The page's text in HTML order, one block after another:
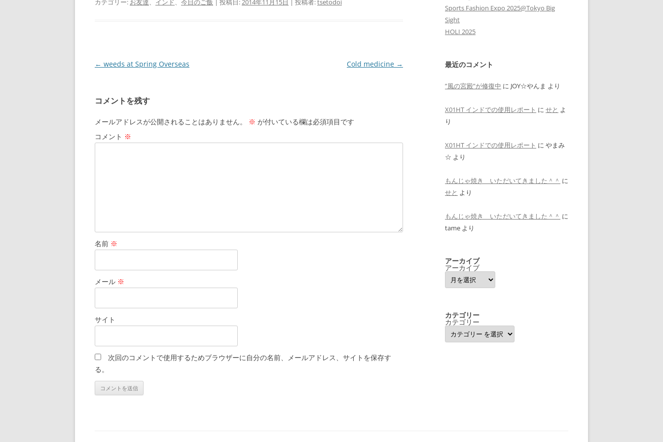
カテゴリー: お友達、 インド、 今日のご飯 | 投稿日:2014年11月15日 | 投稿者:tsetodoi
投
ビ
ゲ
ー
シ
← weeds at Spring Overseas Cold medicine →
コメントを残す
メールアドレスが公開されることはありません。 ※ が付いている欄は必須項目です
コメント ※
名前 ※
メール ※
サイト
次回のコメントで使用するためブラウザーに自分の名前、メールアドレス、サイトを保存す
る。
Sports Fashion Expo 2025@Tokyo Big
Sight
HOLI 2025
最近のコメント
”風の宮殿”が修復中 に JOY☆やんま より
X01HT インドでの使用レポート に せと よ
り
X01HT インドでの使用レポート に やまみ
☆ より
もんじゃ焼き いただいてきました＾＾ に
せと より
もんじゃ焼き いただいてきました＾＾ に
tame より
アーカイブ
アーカイブ
カテゴリー
カテゴリー